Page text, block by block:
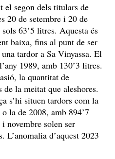
el segon dels titulars de
20 de setembre i 20 de
63’5 litres. Aquesta és
baixa, fins al punt de ser
tardor a Sa Vinyassa. El
1989, amb 130’3 litres.
la quantitat de
la meitat que aleshores.
s’hi situen tardors com la
la de 2008, amb 894’7
novembre solen ser
d’aquest 2023